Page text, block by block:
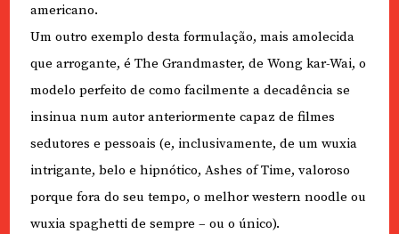
americano.
Um outro exemplo desta formulação, mais amolecida
que arrogante, é The Grandmaster, de Wong kar-Wai, o
modelo perfeito de como facilmente a decadência se
insinua num autor anteriormente capaz de filmes
sedutores e pessoais (e, inclusivamente, de um wuxia
intrigante, belo e hipnótico, Ashes of Time, valoroso
porque fora do seu tempo, o melhor western noodle ou
wuxia spaghetti de sempre – ou o único).